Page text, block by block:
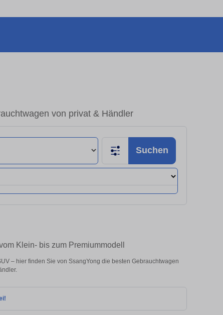
von privat & Händler
Suchen
Klein- bis zum Premiummodell
– hier finden Sie von SsangYong die besten Gebrauchtwagen